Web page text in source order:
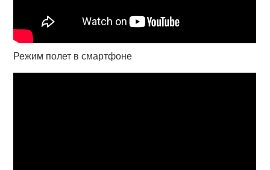
Режим полет в смартфоне